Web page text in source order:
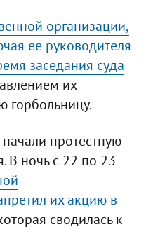
организации,
ее руководителя
заседания суда
их
горбольницу.
протестную
В ночь с 22 по 23
их акцию в
сводилась к